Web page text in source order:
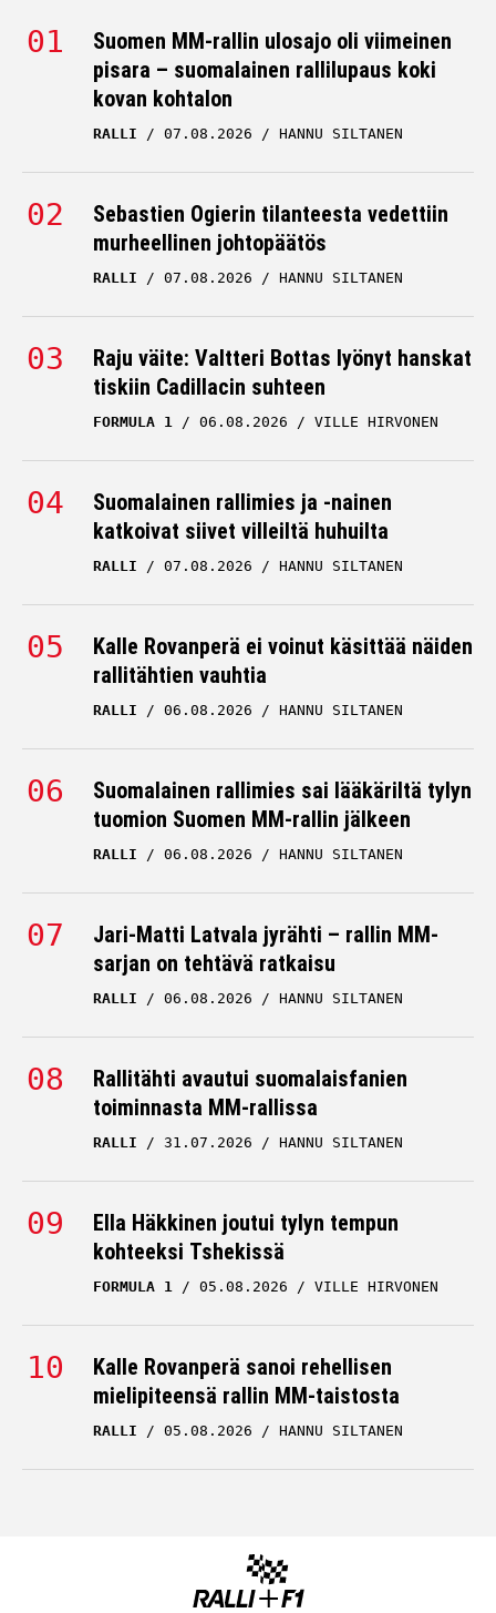
Suomen MM-rallin ulosajo oli viimeinen
pisara – suomalainen rallilupaus koki
kovan kohtalon
RALLI 07.08.2026 HANNU SILTANEN
Sebastien Ogierin tilanteesta vedettiin
murheellinen johtopäätös
RALLI 07.08.2026 HANNU SILTANEN
Raju väite: Valtteri Bottas lyönyt hanskat
tiskiin Cadillacin suhteen
FORMULA 1 06.08.2026 VILLE HIRVONEN
Suomalainen rallimies ja -nainen
katkoivat siivet villeiltä huhuilta
RALLI 07.08.2026 HANNU SILTANEN
Kalle Rovanperä ei voinut käsittää näiden
rallitähtien vauhtia
RALLI 06.08.2026 HANNU SILTANEN
Suomalainen rallimies sai lääkäriltä tylyn
tuomion Suomen MM-rallin jälkeen
RALLI 06.08.2026 HANNU SILTANEN
Jari-Matti Latvala jyrähti – rallin MM-
sarjan on tehtävä ratkaisu
RALLI 06.08.2026 HANNU SILTANEN
Rallitähti avautui suomalaisfanien
toiminnasta MM-rallissa
RALLI 31.07.2026 HANNU SILTANEN
Ella Häkkinen joutui tylyn tempun
kohteeksi Tshekissä
FORMULA 1 05.08.2026 VILLE HIRVONEN
Kalle Rovanperä sanoi rehellisen
mielipiteensä rallin MM-taistosta
RALLI 05.08.2026 HANNU SILTANEN